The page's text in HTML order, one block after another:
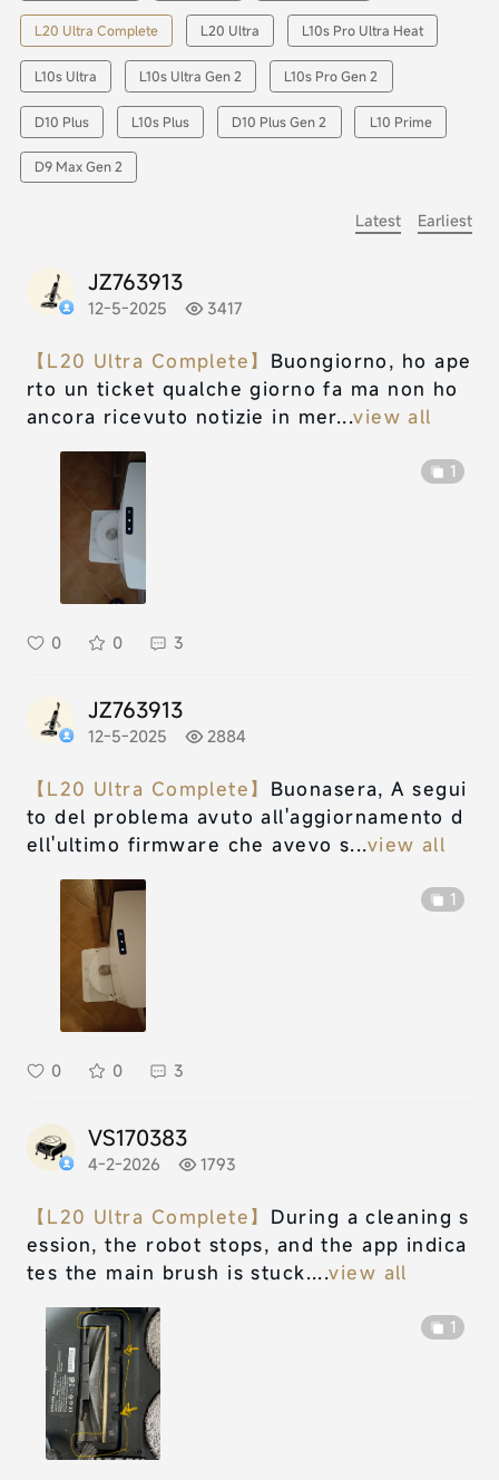
L20 Ultra Complete L20 Ultra L10s Pro Ultra Heat
L10s Ultra L10s Ultra Gen 2 L10s Pro Gen 2
D10 Plus L10s Plus D10 Plus Gen 2 L10 Prime
D9 Max Gen 2
Latest Earliest
JZ763913
12-5-2025 3417
【L20 Ultra Complete】 Buongiorno, ho ape
rto un ticket qualche giorno fa ma non ho
ancora ricevuto notizie in mer...view all
1
0 0 3
JZ763913
12-5-2025 2884
【L20 Ultra Complete】 Buonasera, A segui
to del problema avuto all'aggiornamento d
ell'ultimo firmware che avevo s...view all
1
0 0 3
VS170383
4-2-2026 1793
【L20 Ultra Complete】 During a cleaning s
ession, the robot stops, and the app indica
tes the main brush is stuck....view all
1